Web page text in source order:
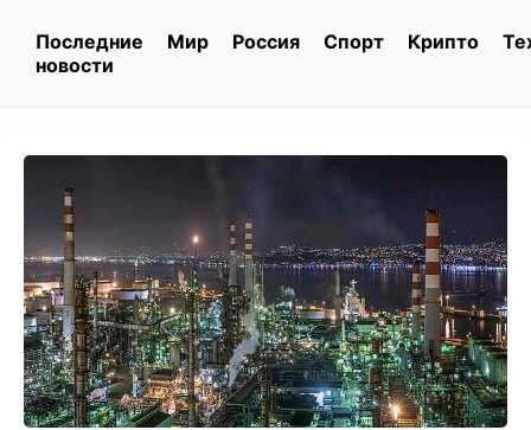
Последние
новости
Мир Россия Спорт Крипто